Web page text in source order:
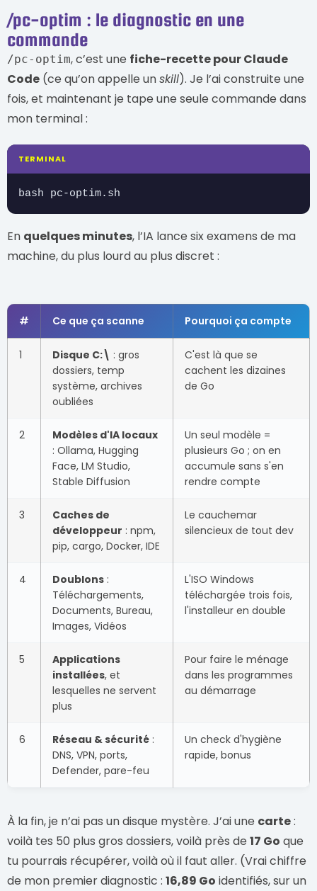
/pc-optim : le diagnostic en une
commande
/pc-optim, c’est une fiche-recette pour Claude
Code (ce qu’on appelle unskill). Je l’ai construite une
fois, et maintenant je tape une seule commande dans
mon terminal :
TERMINAL
bash pc-optim.sh
En quelques minutes, l’IA lance six examens de ma
machine, du plus lourd au plus discret :
# Ce que ça scanne Pourquoi ça compte
1 Disque C:\ : gros
dossiers, temp
système, archives
oubliées
C'est là que se
cachent les dizaines
de Go
2
Modèles d'IA locaux
: Ollama, Hugging
Face, LM Studio,
Stable Diffusion
Un seul modèle =
plusieurs Go ; on en
accumule sans s'en
rendre compte
3
Caches de
développeur : npm,
pip, cargo, Docker, IDE
Le cauchemar
silencieux de tout dev
4 Doublons :
Téléchargements,
Documents, Bureau,
Images, Vidéos
L'ISO Windows
téléchargée trois fois,
l'installeur en double
5
Applications
installées, et
lesquelles ne servent
plus
Pour faire le ménage
dans les programmes
au démarrage
6 Réseau & sécurité :
DNS, VPN, ports,
Defender, pare-feu
Un check d'hygiène
rapide, bonus
À la fin, je n’ai pas un disque mystère. J’ai une carte:
voilà tes 50 plus gros dossiers, voilà près de 17 Go que
tu pourrais récupérer, voilà où il faut aller. (Vrai chiffre
de mon premier diagnostic : 16,89 Go identifiés, sur un